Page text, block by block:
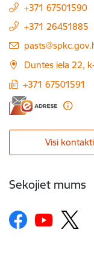
+371 67501590
+371 26451885
E-pasts:
Duntes iela 22,
+371 67501591
Visi kontakti
Sekojiet mums